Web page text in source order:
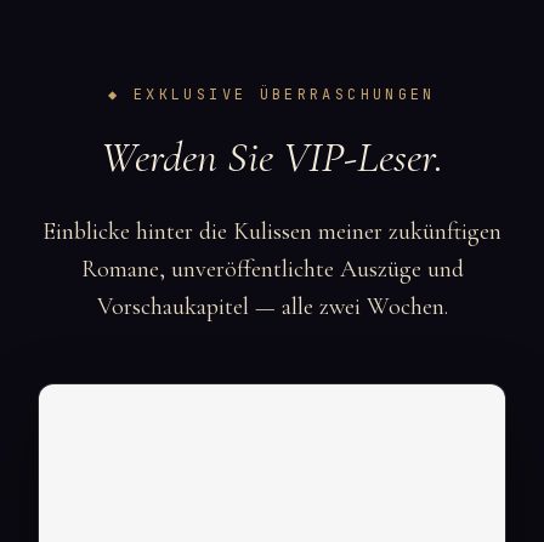
◆ EXKLUSIVE ÜBERRASCHUNGEN
Werden Sie VIP-Leser.
Einblicke hinter die Kulissen meiner zukünftigen
Romane, unveröffentlichte Auszüge und
Vorschaukapitel — alle zwei Wochen.